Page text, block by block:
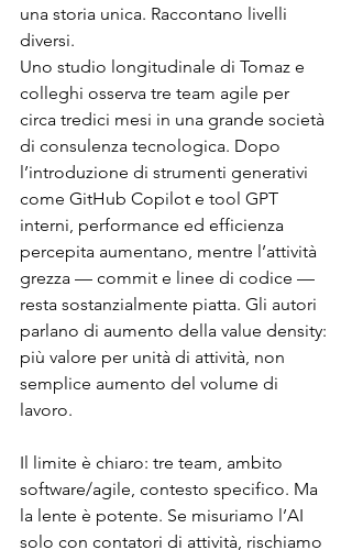
una storia unica. Raccontano livelli
diversi.
Uno studio longitudinale di Tomaz e
colleghi osserva tre team agile per
circa tredici mesi in una grande società
di consulenza tecnologica. Dopo
l’introduzione di strumenti generativi
come GitHub Copilot e tool GPT
interni, performance ed efficienza
percepita aumentano, mentre l’attività
grezza — commit e linee di codice —
resta sostanzialmente piatta. Gli autori
parlano di aumento della value density:
più valore per unità di attività, non
semplice aumento del volume di
lavoro.
Il limite è chiaro: tre team, ambito
software/agile, contesto specifico. Ma
la lente è potente. Se misuriamo l’AI
solo con contatori di attività, rischiamo